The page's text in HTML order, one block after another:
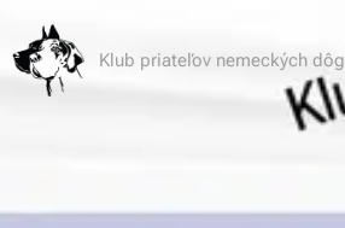
Klub priateľov nemeckých dôg